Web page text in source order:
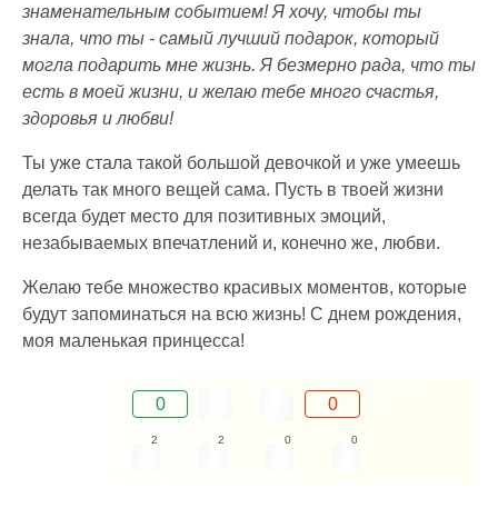
знаменательным событием! Я хочу, чтобы ты
знала, что ты - самый лучший подарок, который
могла подарить мне жизнь. Я безмерно рада, что ты
есть в моей жизни, и желаю тебе много счастья,
здоровья и любви!
Ты уже стала такой большой девочкой и уже умеешь
делать так много вещей сама. Пусть в твоей жизни
всегда будет место для позитивных эмоций,
незабываемых впечатлений и, конечно же, любви.
Желаю тебе множество красивых моментов, которые
будут запоминаться на всю жизнь! С днем рождения,
моя маленькая принцесса!
0 0
2 2 0 0